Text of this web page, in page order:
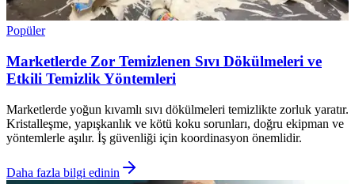
Popüler
Marketlerde Zor Temizlenen Sıvı Dökülmeleri ve
Etkili Temizlik Yöntemleri
Marketlerde yoğun kıvamlı sıvı dökülmeleri temizlikte zorluk yaratır.
Kristalleşme, yapışkanlık ve kötü koku sorunları, doğru ekipman ve
yöntemlerle aşılır. İş güvenliği için koordinasyon önemlidir.
Daha fazla bilgi edinin